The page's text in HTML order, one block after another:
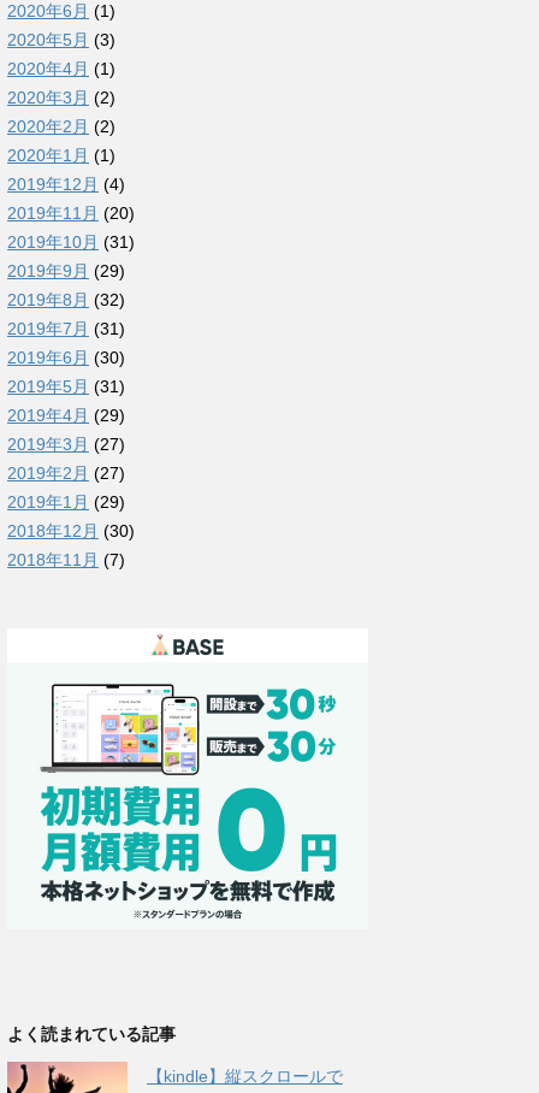
2020年6月 (1)
2020年5月 (3)
2020年4月 (1)
2020年3月 (2)
2020年2月 (2)
2020年1月 (1)
2019年12月 (4)
2019年11月 (20)
2019年10月 (31)
2019年9月 (29)
2019年8月 (32)
2019年7月 (31)
2019年6月 (30)
2019年5月 (31)
2019年4月 (29)
2019年3月 (27)
2019年2月 (27)
2019年1月 (29)
2018年12月 (30)
2018年11月 (7)
よく読まれている記事
【kindle】縦スクロールで